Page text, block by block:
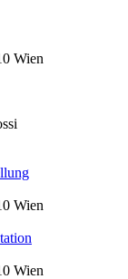
Wien
Wien
Wien